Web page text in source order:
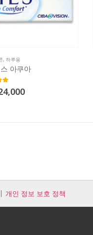
, 하루용
아쿠아
of 5
개인 정보 보호 정책